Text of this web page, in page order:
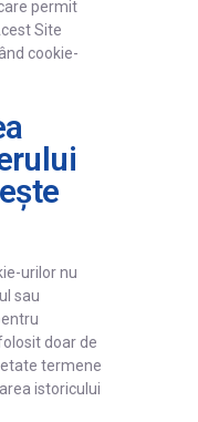
permit
Site
cookie-
urilor nu
sau
doar de
termene
istoricului